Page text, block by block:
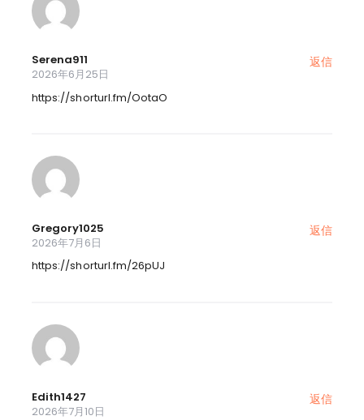
Serena911 返信
2026年6月25日
https://shorturl.fm/OotaO
Gregory1025 返信
2026年7月6日
https://shorturl.fm/26pUJ
Edith1427 返信
2026年7月10日